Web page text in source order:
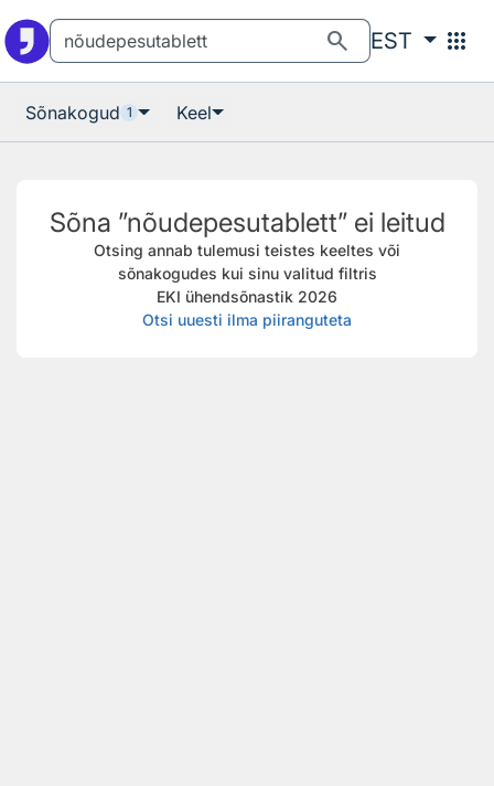
search EST apps
Sõnakogud 1 Keel
Sõna ”nõudepesutablett” ei leitud
Otsing annab tulemusi teistes keeltes või
sõnakogudes kui sinu valitud filtris
EKI ühendsõnastik 2026
Otsi uuesti ilma piiranguteta